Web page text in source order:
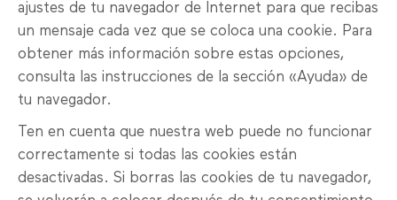
ajustes de tu navegador de Internet para que recibas
un mensaje cada vez que se coloca una cookie. Para
obtener más información sobre estas opciones,
consulta las instrucciones de la sección «Ayuda» de
tu navegador.
Ten en cuenta que nuestra web puede no funcionar
correctamente si todas las cookies están
desactivadas. Si borras las cookies de tu navegador,